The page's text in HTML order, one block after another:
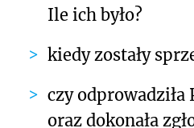
Ile ich było?
kiedy zostały
czy odprowadziła
oraz dokonała